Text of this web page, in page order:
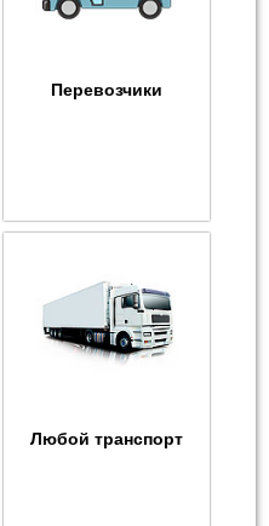
Перевозчики
Любой транспорт